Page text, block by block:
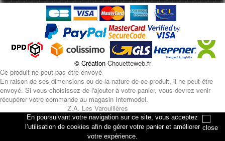
En poursuivant votre navigation sur ce site, vous acceptez
l’utilisation de cookies afin de gérer votre panier et améliorer
votre expérience.
© Création Chouetteweb.fr
Ce produit ne peut pas être envoyé
En raison de ses dimensions ou de la nature de ce produit, il ne peut être
envoyé. Si vous choisissez de l'ajouter à votre panier, vous devrez venir
récupérer votre commande au magasin Intermodel.
Z.A. Les Varouillères
rue des artisans
76330 Petiville
Ajouter au panier